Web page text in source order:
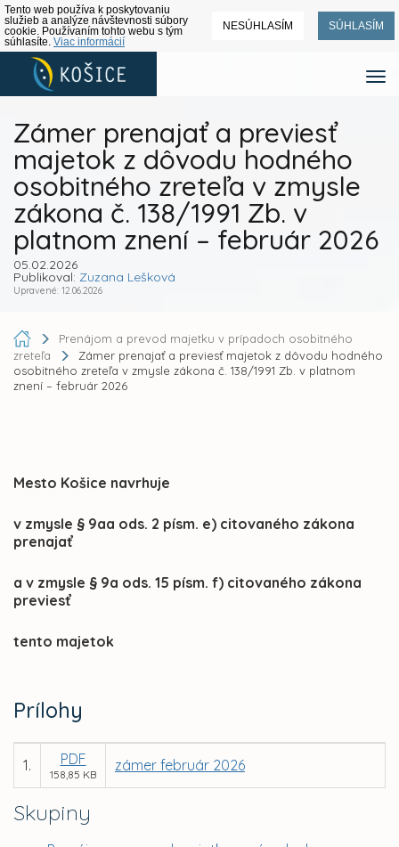
Tento web používa k poskytovaniu
služieb a analýze návštevnosti súbory
cookie. Používaním tohto webu s tým
súhlasíte. Viac informácií
NESÚHLASÍM SÚHLASÍM
Zámer prenajať a previesť
majetok z dôvodu hodného
osobitného zreteľa v zmysle
zákona č. 138/1991 Zb. v
platnom znení – február 2026
05.02.2026
Publikoval: Zuzana Lešková
Upravené: 12.06.2026
Skupiny
Prenájom a prevod majetku v prípadoch osobitného
zreteľa
Zámer prenajať a previesť majetok z dôvodu hodného
osobitného zreteľa v zmysle zákona č. 138/1991 Zb. v platnom
znení – február 2026
Mesto Košice navrhuje
v zmysle § 9aa ods. 2 písm. e) citovaného zákona
prenajať
a v zmysle § 9a ods. 15 písm. f) citovaného zákona
previesť
tento majetok
Prílohy
1. PDF
158,85 KB
zámer február 2026